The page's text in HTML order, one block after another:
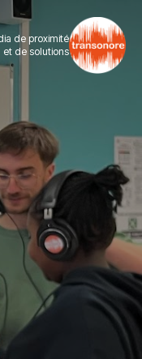
de proximité
et de solutions